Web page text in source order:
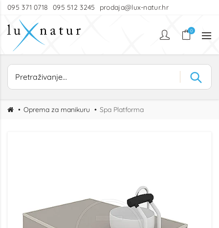
095 371 0718 095 512 3245 prodaja@lux-natur.hr
0
Oprema za manikuru Spa Platforma